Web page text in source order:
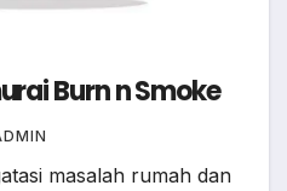
Burn n Smoke
masalah rumah dan